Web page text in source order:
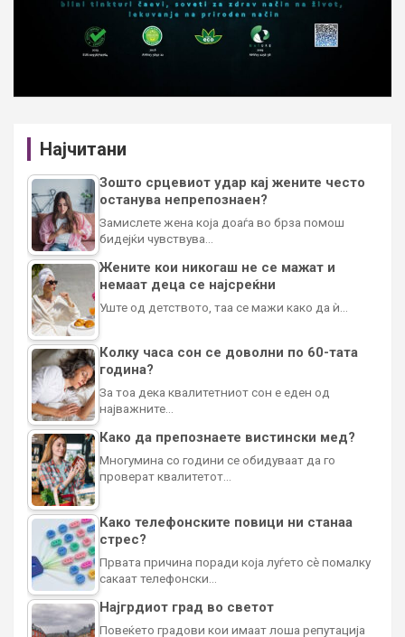
Најчитани
Зошто срцевиот удар кај жените често
останува непрепознаен?
Замислете жена која доаѓа во брза помош
бидејќи чувствува…
Жените кои никогаш не се мажат и
немаат деца се најсреќни
Уште од детството, таа се мажи како да ѝ…
Колку часа сон се доволни по 60-тата
година?
За тоа дека квалитетниот сон е еден од
најважните…
Како да препознаете вистински мед?
Многумина со години се обидуваат да го
проверат квалитетот…
Како телефонските повици ни станаа
стрес?
Првата причина поради која луѓето сè помалку
сакаат телефонски…
Најгрдиот град во светот
Повеќето градови кои имаат лоша репутација